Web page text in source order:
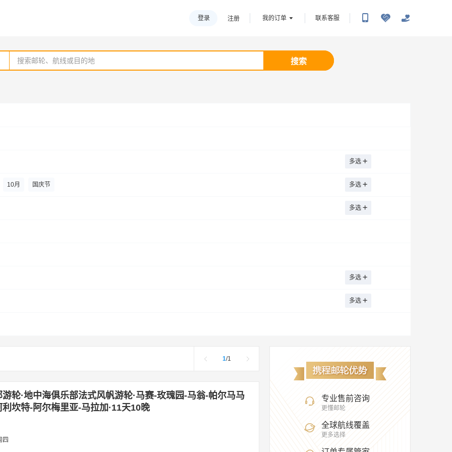
登录 注册 我的订单 联系客服
搜索
多选
10月 国庆节 多选
多选
多选
多选
1/1
轮·地中海俱乐部法式风帆游轮·马赛-玫瑰园-马翁-帕尔马马
坎特-阿尔梅里亚-马拉加·11天10晚
四
专业售前咨询
更懂邮轮
全球航线覆盖
更多选择